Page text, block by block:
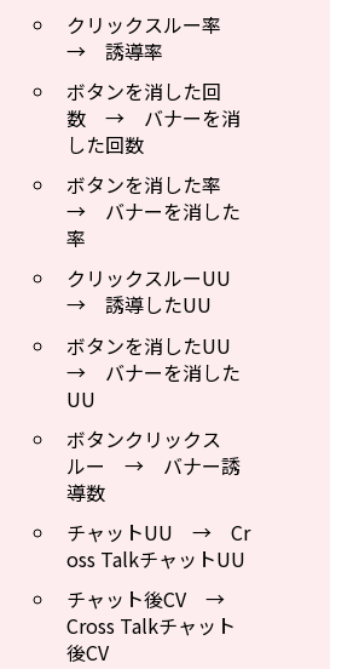
クリックスルー率
→ 誘導率
ボタンを消した回
数 → バナーを消
した回数
ボタンを消した率
→ バナーを消した
率
クリックスルーUU
→ 誘導したUU
ボタンを消したUU
→ バナーを消した
UU
ボタンクリックス
ルー → バナー誘
導数
チャットUU → Cr
oss TalkチャットUU
チャット後CV →
Cross Talkチャット
後CV